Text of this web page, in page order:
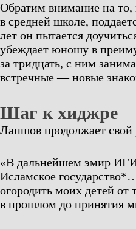
Обратим внимание на то,
в средней школе,
лет он пытается
убеждает юношу в
за тридцать, с ним
встречные — новые
Шаг к хиджре
Лапшов продолжает свой
«В дальнейшем эмир
Исламское
огородить моих детей от
в прошлом до принятия